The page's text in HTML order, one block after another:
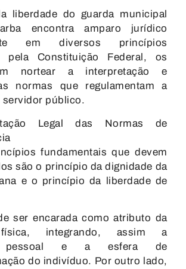
liberdade do guarda municipal
encontra amparo jurídico
em diversos princípios
pela Constituição Federal, os
nortear a interpretação e
normas que regulamentam a
servidor público.
Legal das Normas de
fundamentais que devem
são o princípio da dignidade da
e o princípio da liberdade de
ser encarada como atributo da
física, integrando, assim a
pessoal e a esfera de
do indivíduo. Por outro lado,